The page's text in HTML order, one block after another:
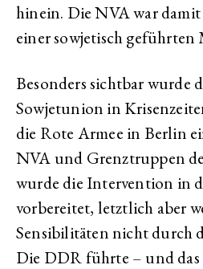
hinein. Die NVA war
einer sowjetisch geführten
Besonders sichtbar wurde
Sowjetunion in
die Rote Armee in Berlin
NVA und Grenztruppen
wurde die Intervention in
vorbereitet, letztlich aber
Sensibilitäten nicht durch
Die DDR führte – und das